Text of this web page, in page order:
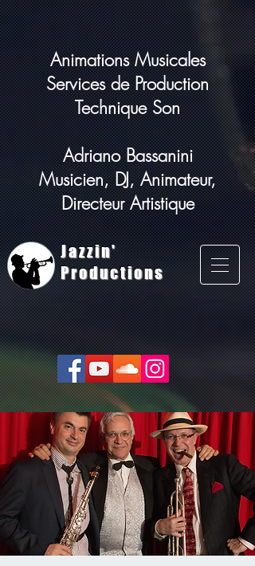
Animations Musicales
Services de Production
Technique Son
Adriano Bassanini
Musicien, DJ, Animateur,
Directeur Artistique
Jazzin'
Productions